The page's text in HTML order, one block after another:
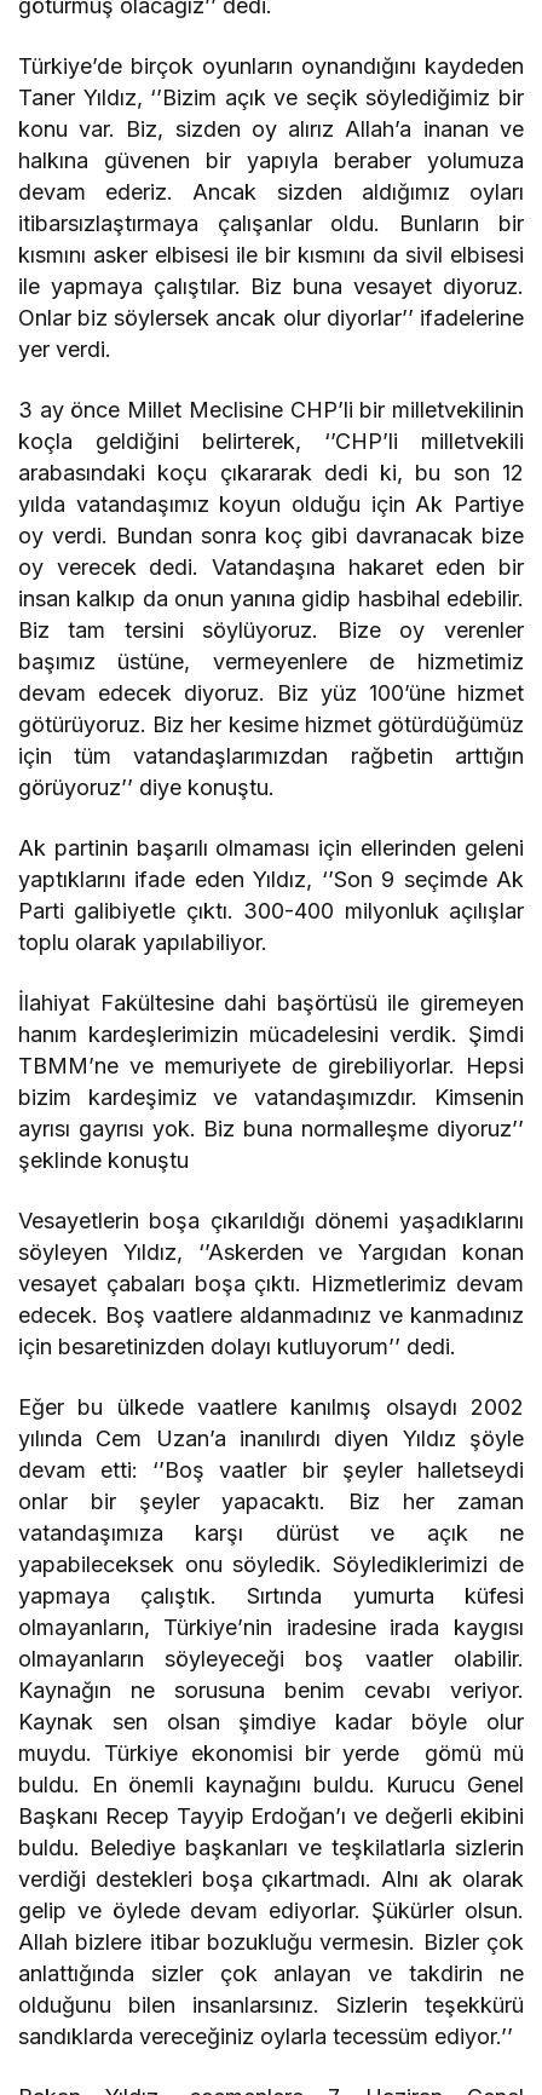
Türkiye’de birçok oyunların oynandığını kaydeden
Taner Yıldız, ‘’Bizim açık ve seçik söylediğimiz bir
konu var. Biz, sizden oy alırız Allah’a inanan ve
halkına güvenen bir yapıyla beraber yolumuza
devam ederiz. Ancak sizden aldığımız oyları
itibarsızlaştırmaya çalışanlar oldu. Bunların bir
kısmını asker elbisesi ile bir kısmını da sivil elbisesi
ile yapmaya çalıştılar. Biz buna vesayet diyoruz.
Onlar biz söylersek ancak olur diyorlar’’ ifadelerine
yer verdi.
3 ay önce Millet Meclisine CHP’li bir milletvekilinin
koçla geldiğini belirterek, ‘’CHP’li milletvekili
arabasındaki koçu çıkararak dedi ki, bu son 12
yılda vatandaşımız koyun olduğu için Ak Partiye
oy verdi. Bundan sonra koç gibi davranacak bize
oy verecek dedi. Vatandaşına hakaret eden bir
insan kalkıp da onun yanına gidip hasbihal edebilir.
Biz tam tersini söylüyoruz. Bize oy verenler
başımız üstüne, vermeyenlere de hizmetimiz
devam edecek diyoruz. Biz yüz 100’üne hizmet
götürüyoruz. Biz her kesime hizmet götürdüğümüz
için tüm vatandaşlarımızdan rağbetin arttığın
görüyoruz’’ diye konuştu.
Ak partinin başarılı olmaması için ellerinden geleni
yaptıklarını ifade eden Yıldız, ‘’Son 9 seçimde Ak
Parti galibiyetle çıktı. 300-400 milyonluk açılışlar
toplu olarak yapılabiliyor.
İlahiyat Fakültesine dahi başörtüsü ile giremeyen
hanım kardeşlerimizin mücadelesini verdik. Şimdi
TBMM’ne ve memuriyete de girebiliyorlar. Hepsi
bizim kardeşimiz ve vatandaşımızdır. Kimsenin
ayrısı gayrısı yok. Biz buna normalleşme diyoruz’’
şeklinde konuştu
Vesayetlerin boşa çıkarıldığı dönemi yaşadıklarını
söyleyen Yıldız, ‘’Askerden ve Yargıdan konan
vesayet çabaları boşa çıktı. Hizmetlerimiz devam
edecek. Boş vaatlere aldanmadınız ve kanmadınız
için besaretinizden dolayı kutluyorum’’ dedi.
Eğer bu ülkede vaatlere kanılmış olsaydı 2002
yılında Cem Uzan’a inanılırdı diyen Yıldız şöyle
devam etti: ‘’Boş vaatler bir şeyler halletseydi
onlar bir şeyler yapacaktı. Biz her zaman
vatandaşımıza karşı dürüst ve açık ne
yapabileceksek onu söyledik. Söylediklerimizi de
yapmaya çalıştık. Sırtında yumurta küfesi
olmayanların, Türkiye’nin iradesine irada kaygısı
olmayanların söyleyeceği boş vaatler olabilir.
Kaynağın ne sorusuna benim cevabı veriyor.
Kaynak sen olsan şimdiye kadar böyle olur
muydu. Türkiye ekonomisi bir yerde gömü mü
buldu. En önemli kaynağını buldu. Kurucu Genel
Başkanı Recep Tayyip Erdoğan’ı ve değerli ekibini
buldu. Belediye başkanları ve teşkilatlarla sizlerin
verdiği destekleri boşa çıkartmadı. Alnı ak olarak
gelip ve öylede devam ediyorlar. Şükürler olsun.
Allah bizlere itibar bozukluğu vermesin. Bizler çok
anlattığında sizler çok anlayan ve takdirin ne
olduğunu bilen insanlarsınız. Sizlerin teşekkürü
sandıklarda vereceğiniz oylarla tecessüm ediyor.’’